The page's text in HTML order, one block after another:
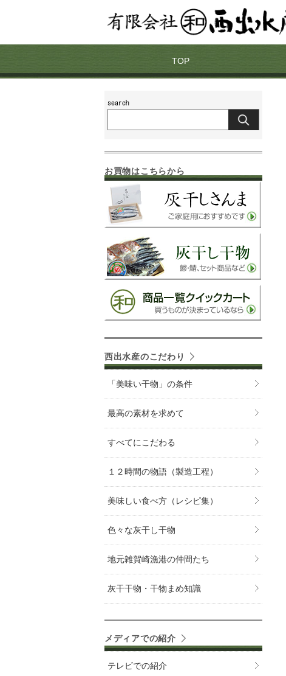
TOP
お買物はこちらから
西出水産のこだわり
「美味い干物」の条件
最高の素材を求めて
すべてにこだわる
１２時間の物語（製造工程）
美味しい食べ方（レシピ集）
色々な灰干し干物
地元雑賀崎漁港の仲間たち
灰干干物・干物まめ知識
メディアでの紹介
テレビでの紹介